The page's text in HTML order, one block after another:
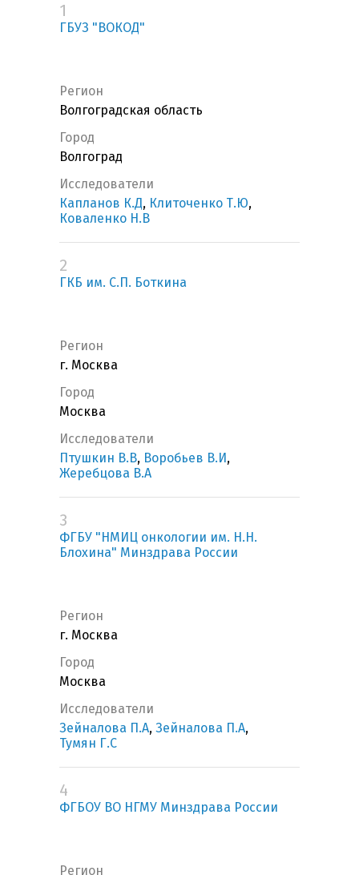
1
ГБУЗ "ВОКОД"
Регион
Волгоградская область
Город
Волгоград
Исследователи
Капланов К.Д, Клиточенко Т.Ю,
Коваленко Н.В
2
ГКБ им. С.П. Боткина
Регион
г. Москва
Город
Москва
Исследователи
Птушкин В.В, Воробьев В.И,
Жеребцова В.А
3
ФГБУ "НМИЦ онкологии им. Н.Н.
Блохина" Минздрава России
Регион
г. Москва
Город
Москва
Исследователи
Зейналова П.А, Зейналова П.А,
Тумян Г.С
4
ФГБОУ ВО НГМУ Минздрава России
Регион